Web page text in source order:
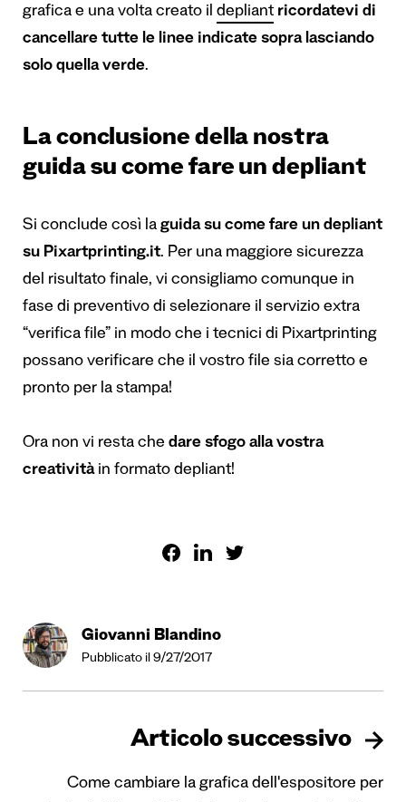
grafica e una volta creato il depliant ricordatevi di
cancellare tutte le linee indicate sopra lasciando
solo quella verde.
La conclusione della nostra
guida su come fare un depliant
Si conclude così la guida su come fare un depliant
su Pixartprinting.it. Per una maggiore sicurezza
del risultato finale, vi consigliamo comunque in
fase di preventivo di selezionare il servizio extra
“verifica file” in modo che i tecnici di Pixartprinting
possano verificare che il vostro file sia corretto e
pronto per la stampa!
Ora non vi resta che dare sfogo alla vostra
creativitàin formato depliant!
Giovanni Blandino
Pubblicato il 9/27/2017
Articolo successivo
Come cambiare la grafica dell'espositore per